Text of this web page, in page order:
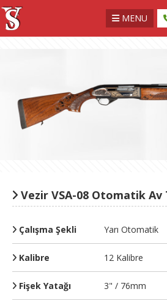
MENU
Vezir VSA-08 Otomatik Av
Çalışma Şekli Yarı Otomatik
Kalibre 12 Kalibre
Fişek Yatağı 3" / 76mm